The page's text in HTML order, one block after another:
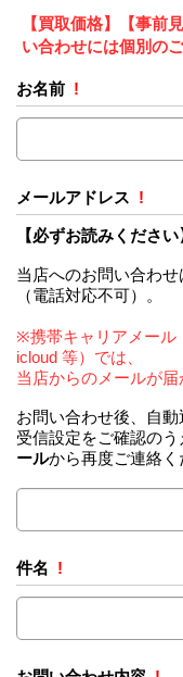
【買取価格】【事前
い合わせには個別の
お名前 !
メールアドレス !
【必ずお読みください
当店へのお問い合わせ
（電話対応不可）。
※携帯キャリアメール
icloud 等）では、
当店からのメールが届
お問い合わせ後、自動
受信設定をご確認のう
ールから再度ご連絡く
件名 !